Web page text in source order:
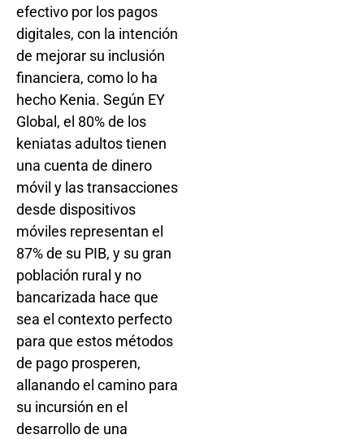
efectivo por los pagos
digitales, con la intención
de mejorar su inclusión
financiera, como lo ha
hecho Kenia. Según EY
Global, el 80% de los
keniatas adultos tienen
una cuenta de dinero
móvil y las transacciones
desde dispositivos
móviles representan el
87% de su PIB, y su gran
población rural y no
bancarizada hace que
sea el contexto perfecto
para que estos métodos
de pago prosperen,
allanando el camino para
su incursión en el
desarrollo de una